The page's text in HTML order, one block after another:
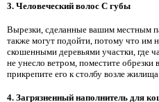
3. Человеческий волос C губы
Вырезки, сделанные вашим местным
также могут подойти, потому что им
скошенными деревьями участки, где
не унесло ветром, поместите обрезки
прикрепите его к столбу возле
4. Загрязненный наполнитель для